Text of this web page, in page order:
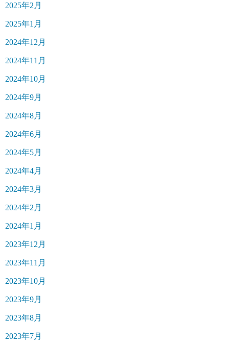
2025年2月
2025年1月
2024年12月
2024年11月
2024年10月
2024年9月
2024年8月
2024年6月
2024年5月
2024年4月
2024年3月
2024年2月
2024年1月
2023年12月
2023年11月
2023年10月
2023年9月
2023年8月
2023年7月